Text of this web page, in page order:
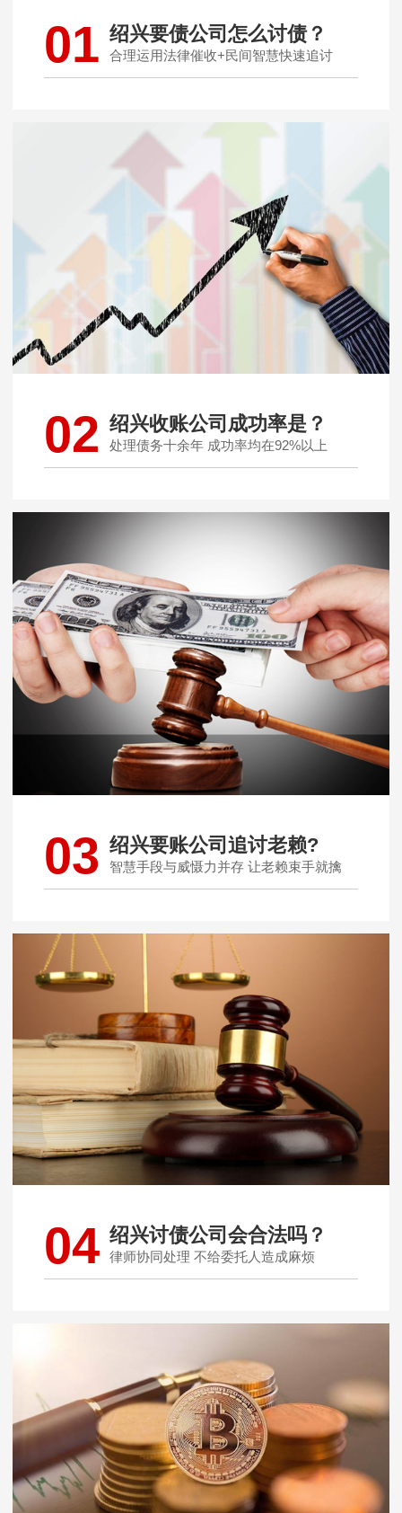
01 绍兴要债公司怎么讨债？
合理运用法律催收+民间智慧快速追讨
02 绍兴收账公司成功率是？
处理债务十余年 成功率均在92%以上
03 绍兴要账公司追讨老赖?
智慧手段与威慑力并存 让老赖束手就擒
04 绍兴讨债公司会合法吗？
律师协同处理 不给委托人造成麻烦